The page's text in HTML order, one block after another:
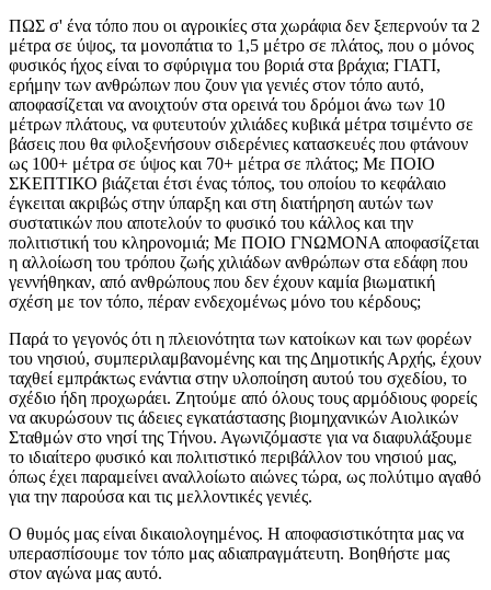
ΠΩΣ σ' ένα τόπο που οι αγροικίες στα χωράφια δεν ξεπερνούν τα 2
μέτρα σε ύψος, τα μονοπάτια το 1,5 μέτρο σε πλάτος, που ο μόνος
φυσικός ήχος είναι το σφύριγμα του βοριά στα βράχια; ΓΙΑΤΙ,
ερήμην των ανθρώπων που ζουν για γενιές στον τόπο αυτό,
αποφασίζεται να ανοιχτούν στα ορεινά του δρόμοι άνω των 10
μέτρων πλάτους, να φυτευτούν χιλιάδες κυβικά μέτρα τσιμέντο σε
βάσεις που θα φιλοξενήσουν σιδερένιες κατασκευές που φτάνουν
ως 100+ μέτρα σε ύψος και 70+ μέτρα σε πλάτος; Με ΠΟΙΟ
ΣΚΕΠΤΙΚΟ βιάζεται έτσι ένας τόπος, του οποίου το κεφάλαιο
έγκειται ακριβώς στην ύπαρξη και στη διατήρηση αυτών των
συστατικών που αποτελούν το φυσικό του κάλλος και την
πολιτιστική του κληρονομιά; Με ΠΟΙΟ ΓΝΩΜΟΝΑ αποφασίζεται
η αλλοίωση του τρόπου ζωής χιλιάδων ανθρώπων στα εδάφη που
γεννήθηκαν, από ανθρώπους που δεν έχουν καμία βιωματική
σχέση με τον τόπο, πέραν ενδεχομένως μόνο του κέρδους;
Παρά το γεγονός ότι η πλειονότητα των κατοίκων και των φορέων
του νησιού, συμπεριλαμβανομένης και της Δημοτικής Αρχής, έχουν
ταχθεί εμπράκτως ενάντια στην υλοποίηση αυτού του σχεδίου, το
σχέδιο ήδη προχωράει. Ζητούμε από όλους τους αρμόδιους φορείς
να ακυρώσουν τις άδειες εγκατάστασης βιομηχανικών Αιολικών
Σταθμών στο νησί της Τήνου. Αγωνιζόμαστε για να διαφυλάξουμε
το ιδιαίτερο φυσικό και πολιτιστικό περιβάλλον του νησιού μας,
όπως έχει παραμείνει αναλλοίωτο αιώνες τώρα, ως πολύτιμο αγαθό
για την παρούσα και τις μελλοντικές γενιές.
Ο θυμός μας είναι δικαιολογημένος. Η αποφασιστικότητα μας να
υπερασπίσουμε τον τόπο μας αδιαπραγμάτευτη. Βοηθήστε μας
στον αγώνα μας αυτό.